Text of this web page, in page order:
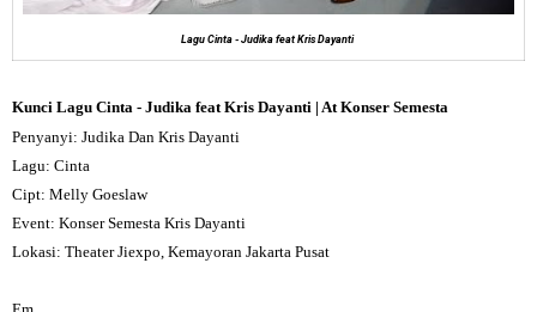
Lagu Cinta - Judika feat Kris Dayanti
Kunci Lagu Cinta - Judika feat Kris Dayanti | At Konser Semesta
Penyanyi: Judika Dan Kris Dayanti
Lagu: Cinta
Cipt: Melly Goeslaw
Event: Konser Semesta Kris Dayanti
Lokasi: Theater Jiexpo, Kemayoran Jakarta Pusat